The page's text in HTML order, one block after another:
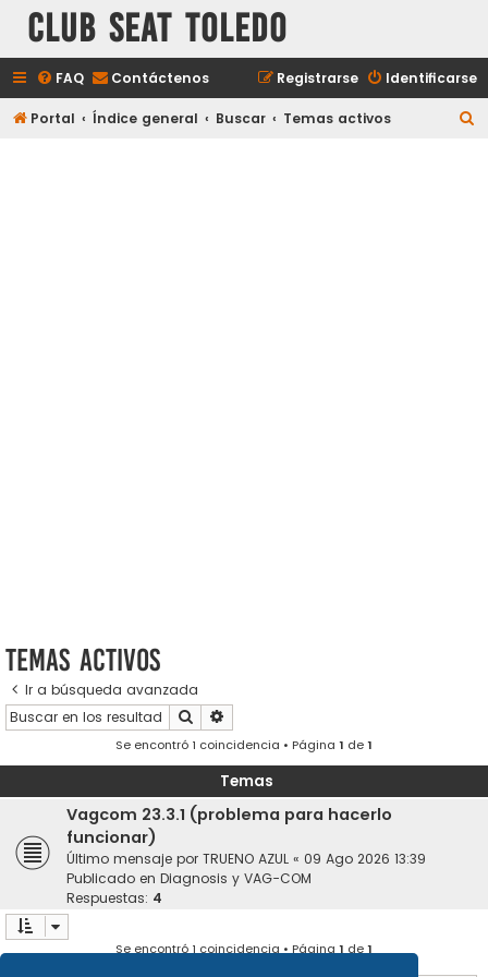
Club Seat Toledo
FAQ Contáctenos Identificarse
Registrarse
Portal Índice general Buscar Temas activos
Temas activos
Ir a búsqueda avanzada
Buscar
Se encontró 1 coincidencia • Página 1 de1
Temas
Vagcom 23.3.1 (problema para hacerlo
funcionar)
Último mensaje por TRUENO AZUL « 09 Ago 2026 13:39
Publicado en Diagnosis y VAG-COM
Respuestas: 4
Se encontró 1 coincidencia • Página1de1